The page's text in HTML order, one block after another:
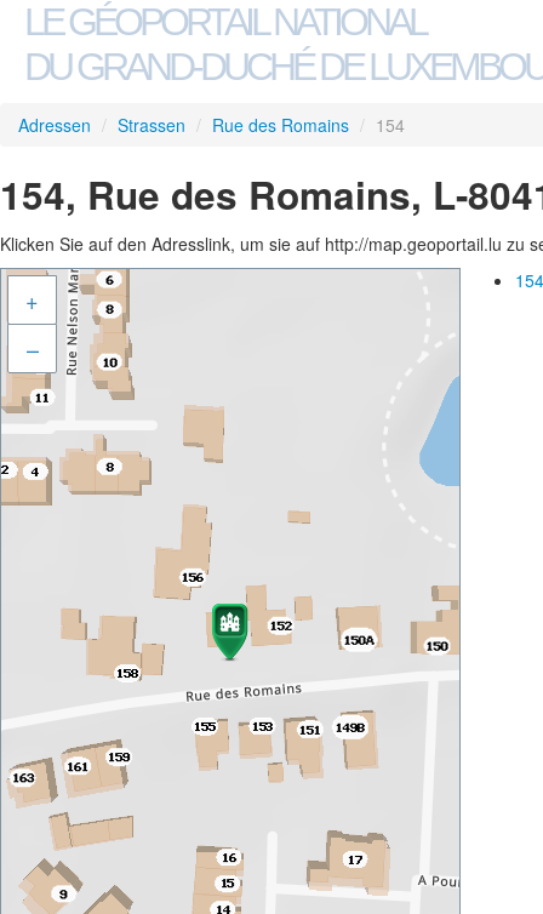
LE GÉOPORTAIL NATIONAL
DU GRAND-DUCHÉ DE
Adressen / Strassen / Rue des Romains / 154
154, Rue des Romains, L-
Klicken Sie auf den Adresslink, um sie auf http://map.geoportail.lu zu
+
–